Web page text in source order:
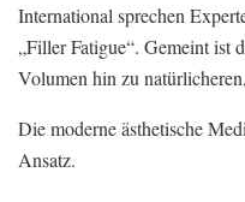
International sprechen
„Filler Fatigue“. Gemeint ist
Volumen hin zu
Die moderne ästhetische
Ansatz.